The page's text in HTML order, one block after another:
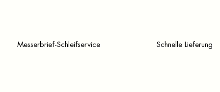
Messerbrief-Schleifservice Schnelle Lieferung